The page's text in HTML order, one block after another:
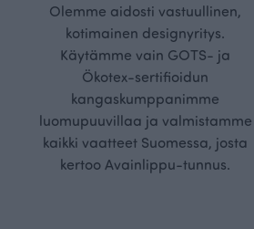
Olemme aidosti vastuullinen,
kotimainen designyritys.
Käytämme vain GOTS- ja
Ökotex-sertifioidun
kangaskumppanimme
luomupuuvillaa ja valmistamme
kaikki vaatteet Suomessa, josta
kertoo Avainlippu-tunnus.